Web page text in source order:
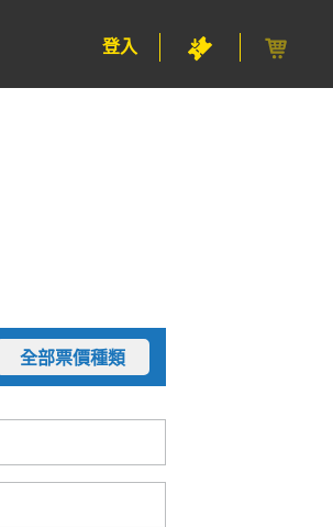
登入
全部票價種類